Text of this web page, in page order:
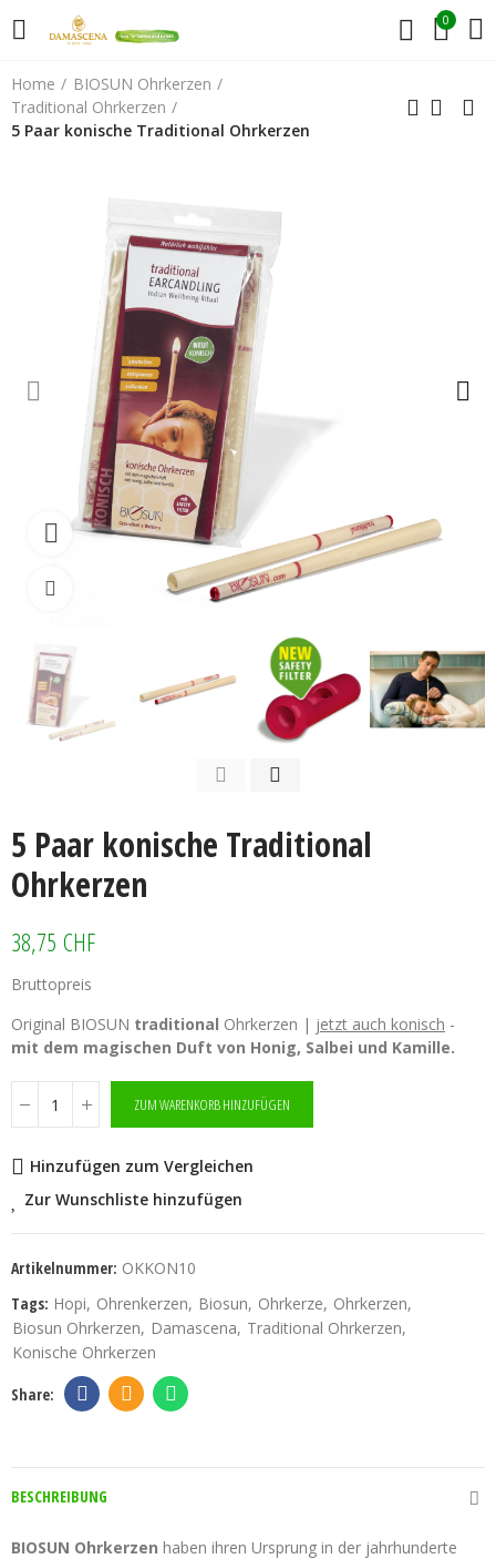
0
Home
BIOSUN Ohrkerzen
Traditional Ohrkerzen
5 Paar konische Traditional Ohrkerzen
Watch video
Klicken zum vergrössern
5 Paar konische Traditional
Ohrkerzen
38,75 CHF
Bruttopreis
Original BIOSUN traditional Ohrkerzen | jetzt auch konisch -
mit dem magischen Duft von Honig, Salbei und Kamille.
ZUM WARENKORB HINZUFÜGEN
Hinzufügen zum Vergleichen
Zur Wunschliste hinzufügen
Artikelnummer: OKKON10
Tags: Hopi Ohrenkerzen Biosun Ohrkerze Ohrkerzen
Biosun Ohrkerzen
Damascena Traditional Ohrkerzen
Konische Ohrkerzen
BESCHREIBUNG
BIOSUN Ohrkerzen haben ihren Ursprung in der jahrhunderte